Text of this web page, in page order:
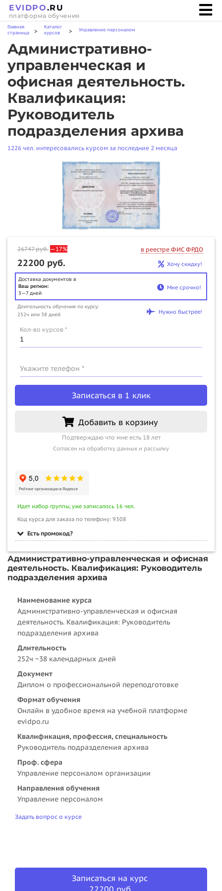
EVIDPO.RU
платформа обучения
Главная
страница
>
Каталог
курсов
> Управление персоналом
Административно-
управленческая и
офисная деятельность.
Квалификация:
Руководитель
подразделения архива
1226 чел. интересовались курсом за последние 2 месяца
26747руб. —17% в реестре ФИС ФРДО
22200 руб. Хочу скидку!
Доставка документов в
Ваш регион:
3—7 дней
Мне срочно!
Длительность обучения по курсу:
252ч или 38 дней
Нужно быстрее!
Кол-во курсов *
Укажите телефон *
Записаться в 1 клик
Добавить в корзину
Подтверждаю что мне есть 18 лет
Согласен на обработку данных и рассылку
Идет набор группы, уже записалось 16 чел.
Код курса для заказа по телефону: 9308
Есть промокод?
Административно-управленческая и офисная
деятельность. Квалификация: Руководитель
подразделения архива
Наименование курса
Административно-управленческая и офисная
деятельность. Квалификация: Руководитель
подразделения архива
Длительность
252ч ~38 календарных дней
Документ
Диплом о профессиональной переподготовке
Формат обучения
Онлайн в удобное время на учебной платформе
evidpo.ru
Квалификация, профессия, специальность
Руководитель подразделения архива
Проф. сфера
Управление персоналом организации
Направления обучения
Управление персоналом
Задать вопрос о курсе
Записаться на курс